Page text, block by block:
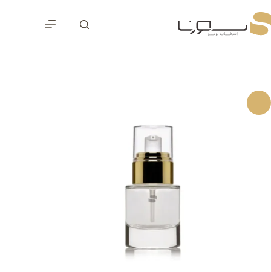
به
محتوا